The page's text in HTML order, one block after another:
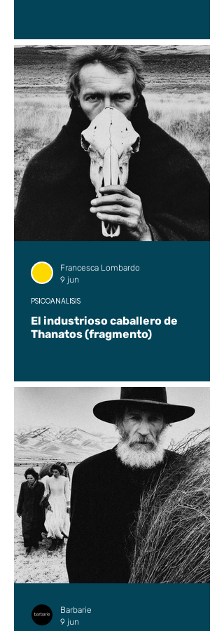
El industrioso caballero de
Thanatos (fragmento)
PSICOANÁLISIS
Francesca Lombardo
9 jun
Barbarie
9 jun